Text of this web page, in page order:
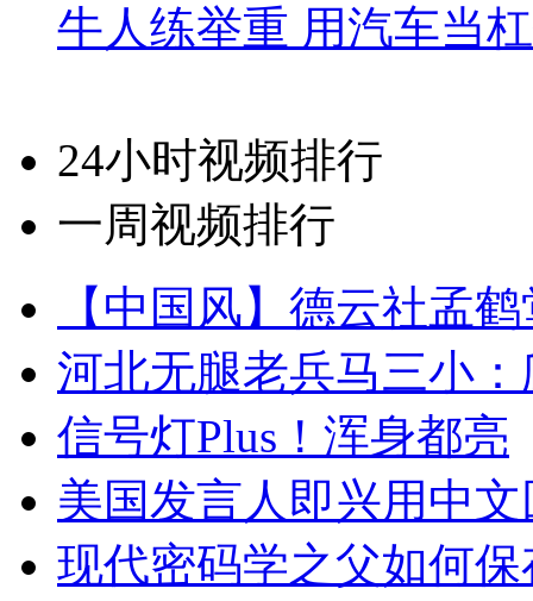
牛人练举重 用汽车当
24小时视频排行
一周视频排行
【中国风】德云社孟
河北无腿老兵马三小
信号灯Plus！浑身都亮
美国发言人即兴用中
现代密码学之父如何